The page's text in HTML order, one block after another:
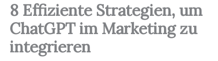
8 Effiziente Strategien, um
ChatGPT im Marketing zu
integrieren